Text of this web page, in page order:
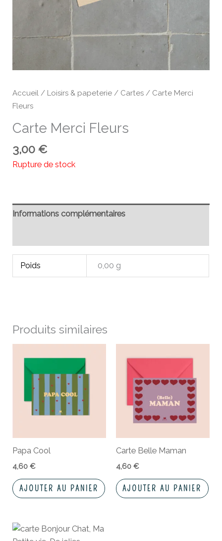
Accueil / Loisirs & papeterie / Cartes / Carte Merci
Fleurs
Carte Merci Fleurs
3,00€
Rupture de stock
Informations complémentaires
Poids 0,00 g
Produits similaires
Papa Cool
4,60€
AJOUTER AU PANIER
Carte Belle Maman
4,60 €
AJOUTER AU PANIER